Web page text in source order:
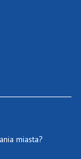
miasta?